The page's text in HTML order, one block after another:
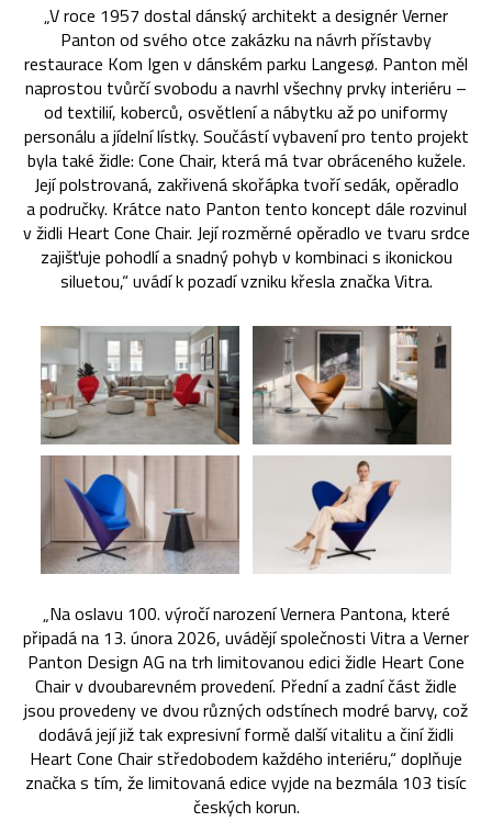
„V roce 1957 dostal dánský architekt a designér Verner
Panton od svého otce zakázku na návrh přístavby
restaurace Kom Igen v dánském parku Langesø. Panton měl
naprostou tvůrčí svobodu a navrhl všechny prvky interiéru –
od textilií, koberců, osvětlení a nábytku až po uniformy
personálu a jídelní lístky. Součástí vybavení pro tento projekt
byla také židle: Cone Chair, která má tvar obráceného kužele.
Její polstrovaná, zakřivená skořápka tvoří sedák, opěradlo
a područky. Krátce nato Panton tento koncept dále rozvinul
v židli Heart Cone Chair. Její rozměrné opěradlo ve tvaru srdce
zajišťuje pohodlí a snadný pohyb v kombinaci s ikonickou
siluetou,“ uvádí k pozadí vzniku křesla značka Vitra.
„Na oslavu 100. výročí narození Vernera Pantona, které
připadá na 13. února 2026, uvádějí společnosti Vitra a Verner
Panton Design AG na trh limitovanou edici židle Heart Cone
Chair v dvoubarevném provedení. Přední a zadní část židle
jsou provedeny ve dvou různých odstínech modré barvy, což
dodává její již tak expresivní formě další vitalitu a činí židli
Heart Cone Chair středobodem každého interiéru,“ doplňuje
značka s tím, že limitovaná edice vyjde na bezmála 103 tisíc
českých korun.